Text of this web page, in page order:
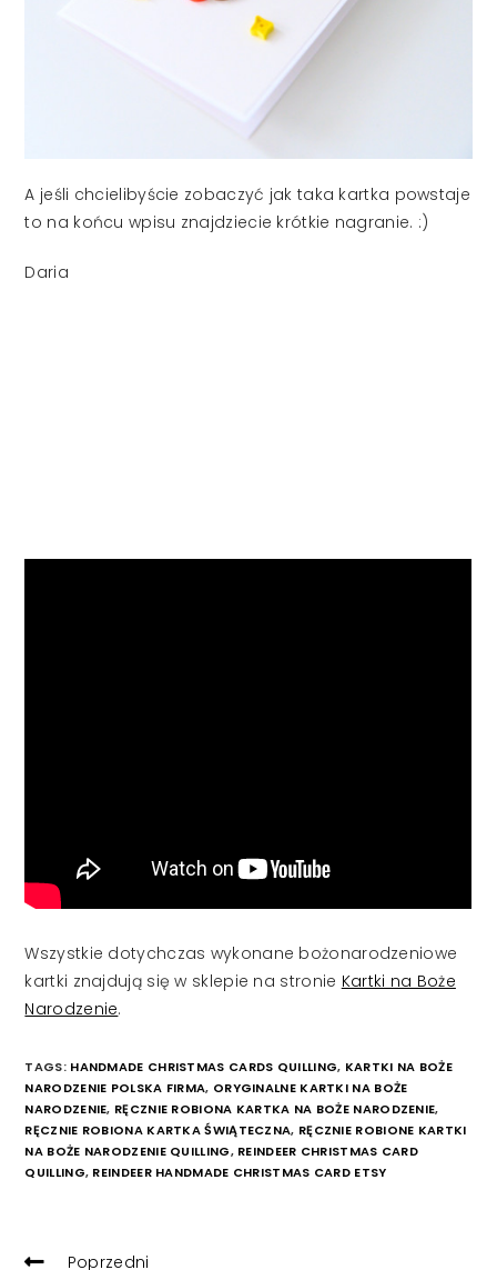
A jeśli chcielibyście zobaczyć jak taka kartka powstaje
to na końcu wpisu znajdziecie krótkie nagranie. :)
Daria
Wszystkie dotychczas wykonane bożonarodzeniowe
kartki znajdują się w sklepie na stronie Kartki na Boże
Narodzenie.
TAGS: HANDMADE CHRISTMAS CARDS QUILLING, KARTKI NA BOŻE
NARODZENIE POLSKA FIRMA, ORYGINALNE KARTKI NA BOŻE
NARODZENIE, RĘCZNIE ROBIONA KARTKA NA BOŻE NARODZENIE,
RĘCZNIE ROBIONA KARTKA ŚWIĄTECZNA, RĘCZNIE ROBIONE KARTKI
NA BOŻE NARODZENIE QUILLING, REINDEER CHRISTMAS CARD
QUILLING, REINDEER HANDMADE CHRISTMAS CARD ETSY
READ Poprzedni